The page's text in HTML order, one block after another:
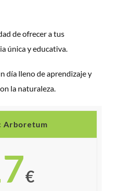
de ofrecer a tus
única y educativa.
día lleno de aprendizaje y
la naturaleza.
Arboretum
€